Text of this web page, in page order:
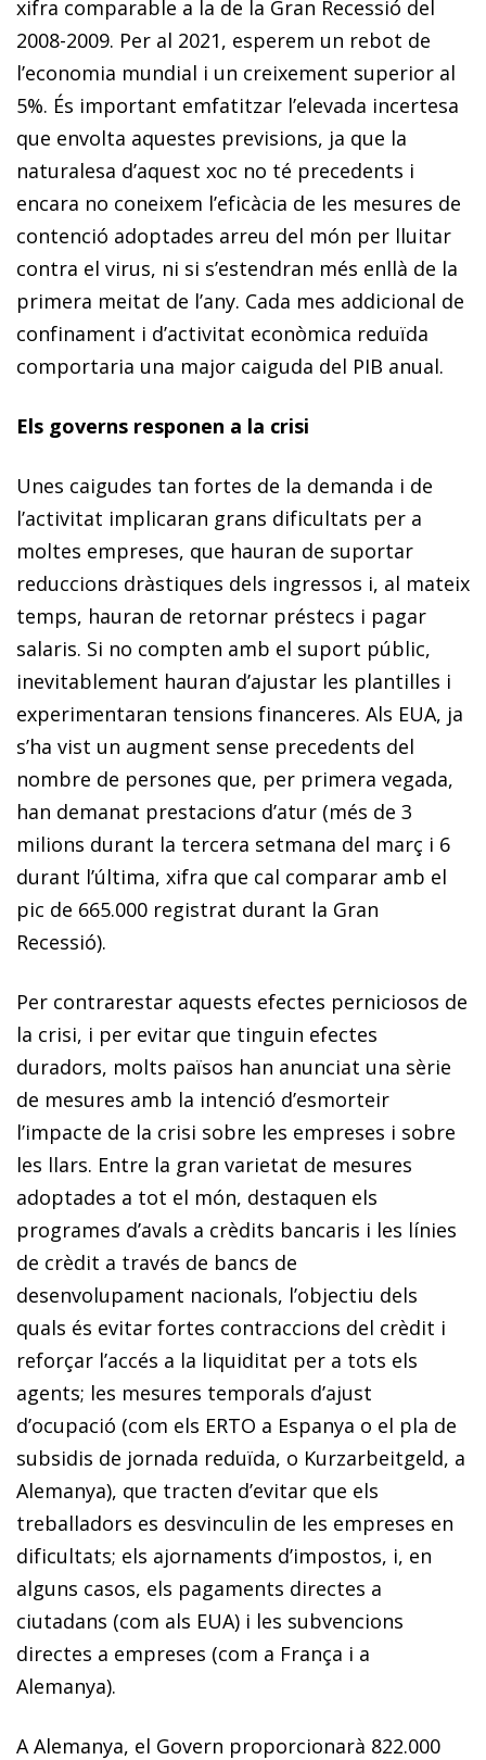
xifra comparable a la de la Gran Recessió del
2008-2009. Per al 2021, esperem un rebot de
l’economia mundial i un creixement superior al
5%. És important emfatitzar l’elevada incertesa
que envolta aquestes previsions, ja que la
naturalesa d’aquest xoc no té precedents i
encara no coneixem l’eficàcia de les mesures de
contenció adoptades arreu del món per lluitar
contra el virus, ni si s’estendran més enllà de la
primera meitat de l’any. Cada mes addicional de
confinament i d’activitat econòmica reduïda
comportaria una major caiguda del PIB anual.
Els governs responen a la crisi
Unes caigudes tan fortes de la demanda i de
l’activitat implicaran grans dificultats per a
moltes empreses, que hauran de suportar
reduccions dràstiques dels ingressos i, al mateix
temps, hauran de retornar préstecs i pagar
salaris. Si no compten amb el suport públic,
inevitablement hauran d’ajustar les plantilles i
experimentaran tensions financeres. Als EUA, ja
s’ha vist un augment sense precedents del
nombre de persones que, per primera vegada,
han demanat prestacions d’atur (més de 3
milions durant la tercera setmana del març i 6
durant l’última, xifra que cal comparar amb el
pic de 665.000 registrat durant la Gran
Recessió).
Per contrarestar aquests efectes perniciosos de
la crisi, i per evitar que tinguin efectes
duradors, molts països han anunciat una sèrie
de mesures amb la intenció d’esmorteir
l’impacte de la crisi sobre les empreses i sobre
les llars. Entre la gran varietat de mesures
adoptades a tot el món, destaquen els
programes d’avals a crèdits bancaris i les línies
de crèdit a través de bancs de
desenvolupament nacionals, l’objectiu dels
quals és evitar fortes contraccions del crèdit i
reforçar l’accés a la liquiditat per a tots els
agents; les mesures temporals d’ajust
d’ocupació (com els ERTO a Espanya o el pla de
subsidis de jornada reduïda, o Kurzarbeitgeld, a
Alemanya), que tracten d’evitar que els
treballadors es desvinculin de les empreses en
dificultats; els ajornaments d’impostos, i, en
alguns casos, els pagaments directes a
ciutadans (com als EUA) i les subvencions
directes a empreses (com a França i a
Alemanya).
A Alemanya, el Govern proporcionarà 822.000